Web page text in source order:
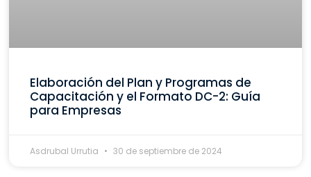
Elaboración del Plan y Programas de
Capacitación y el Formato DC-2: Guía
para Empresas
Asdrubal Urrutia 30 de septiembre de 2024